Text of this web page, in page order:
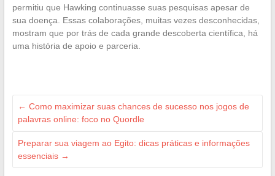
permitiu que Hawking continuasse suas pesquisas apesar de
sua doença. Essas colaborações, muitas vezes desconhecidas,
mostram que por trás de cada grande descoberta científica, há
uma história de apoio e parceria.
← Como maximizar suas chances de sucesso nos jogos de
palavras online: foco no Quordle
Preparar sua viagem ao Egito: dicas práticas e informações
essenciais →